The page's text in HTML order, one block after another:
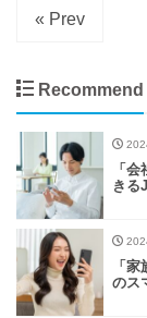
« Prev
Recommend
「
きる
「
のス